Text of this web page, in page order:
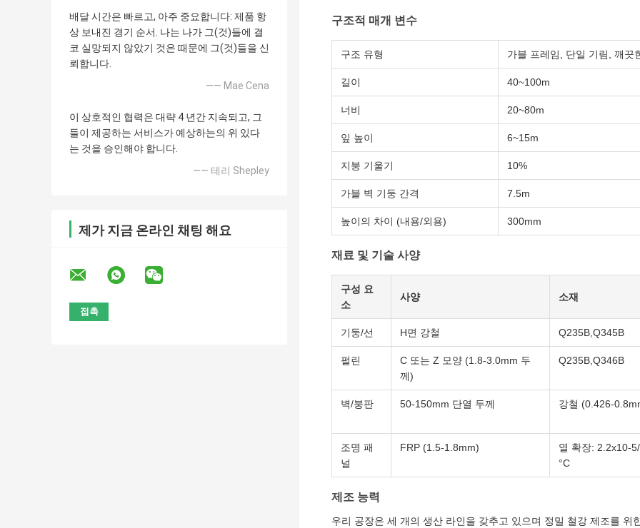
배달 시간은 빠르고, 아주 중요합니다: 제품 항
상 보내진 경기 순서. 나는 나가 그(것)들에 결
코 실망되지 않았기 것은 때문에 그(것)들을 신
뢰합니다.
—— Mae Cena
이 상호적인 협력은 대략 4 년간 지속되고, 그
들이 제공하는 서비스가 예상하는의 위 있다
는 것을 승인해야 합니다.
—— 테리 Shepley
제가 지금 온라인 채팅 해요
구조적 매개 변수
구조 유형 가블 프레임, 단일 기림, 깨끗
길이 40~100m
너비 20~80m
잎 높이 6~15m
지붕 기울기 10%
가블 벽 기둥 간격 7.5m
높이의 차이 (내용/외용) 300mm
재료 및 기술 사양
구성 요
소
사양 소재
기둥/선 H면 강철 Q235B,Q345B
펄린
C 또는 Z 모양 (1.8-3.0mm 두
께)
Q235B,Q346B
벽/붕판 50-150mm 단열 두께 강철 (0.426-
조명 패
널
FRP (1.5-1.8mm)
열 확장: 2.2x10-
°C
제조 능력
우리 공장은 세 개의 생산 라인을 갖추고 있으며 정밀 철강 제조를